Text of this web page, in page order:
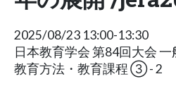
2025/08/23 13:00-13:30
日本教育学会 第84回大会 一
教育方法・教育課程 ③ - 2